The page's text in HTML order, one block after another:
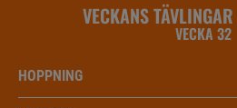
VECKANS
VECKA 32
HOPPNING